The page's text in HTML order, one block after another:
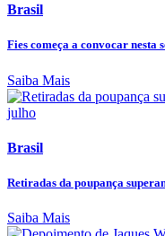
Brasil
Fies começa a convocar nesta
Saiba Mais
Brasil
Retiradas da poupança
Saiba Mais